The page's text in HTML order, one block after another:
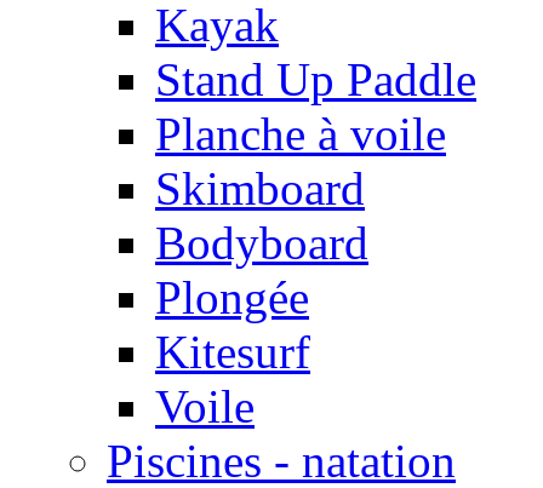
Kayak
Stand Up Paddle
Planche à voile
Skimboard
Bodyboard
Plongée
Kitesurf
Voile
Piscines - natation